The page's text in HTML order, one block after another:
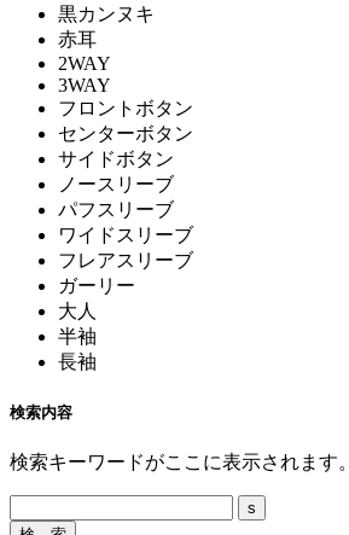
黒カンヌキ
赤耳
2WAY
3WAY
フロントボタン
センターボタン
サイドボタン
ノースリーブ
パフスリーブ
ワイドスリーブ
フレアスリーブ
ガーリー
大人
半袖
長袖
検索内容
検索キーワードがここに表示されます。